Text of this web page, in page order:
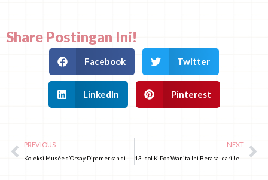
Share Postingan Ini!
Facebook Twitter
LinkedIn Pinterest
PREVIOUS NEXT
13 Idol K-Pop Wanita Ini Berasal dari Jepang, Ada Biasmu?